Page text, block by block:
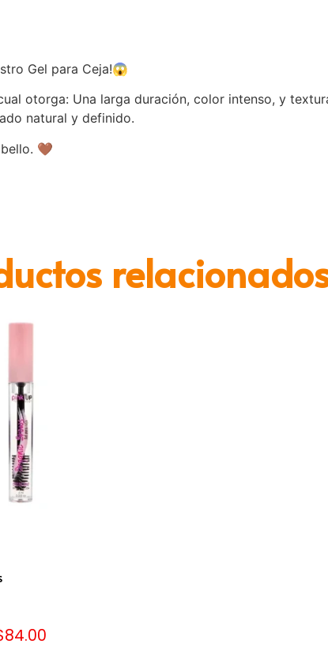
Gel para Ceja!😱
otorga: Una larga duración, color intenso, y
natural y definido.
🤎
84.00